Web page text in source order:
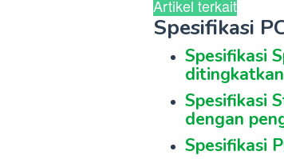
Artikel terkait
Spesifikasi
Spesifikasi
Spesifikasi
dengan
Spesifikasi